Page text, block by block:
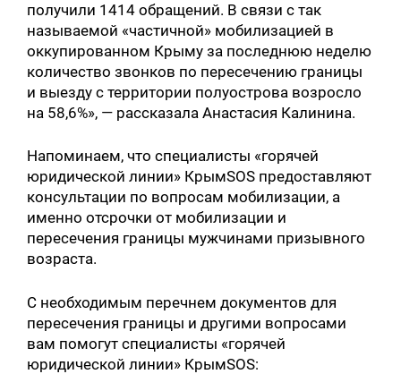
получили 1414 обращений. В связи с так
называемой «частичной» мобилизацией в
оккупированном Крыму за последнюю неделю
количество звонков по пересечению границы
и выезду с территории полуострова возросло
на 58,6%», — рассказала Анастасия Калинина.
Напоминаем, что специалисты «горячей
юридической линии» КрымSOS предоставляют
консультации по вопросам мобилизации, а
именно отсрочки от мобилизации и
пересечения границы мужчинами призывного
возраста.
С необходимым перечнем документов для
пересечения границы и другими вопросами
вам помогут специалисты «горячей
юридической линии» КрымSOS: